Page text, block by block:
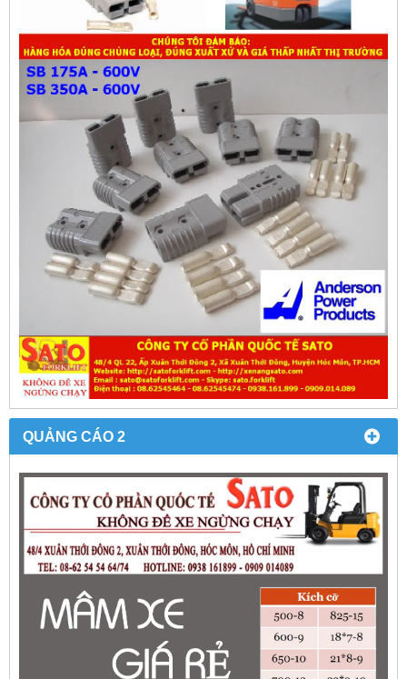
QUẢNG CÁO 2